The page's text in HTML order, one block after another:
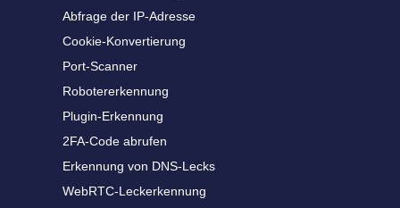
Abfrage der IP-Adresse
Cookie-Konvertierung
Port-Scanner
Robotererkennung
Plugin-Erkennung
2FA-Code abrufen
Erkennung von DNS-Lecks
WebRTC-Leckerkennung